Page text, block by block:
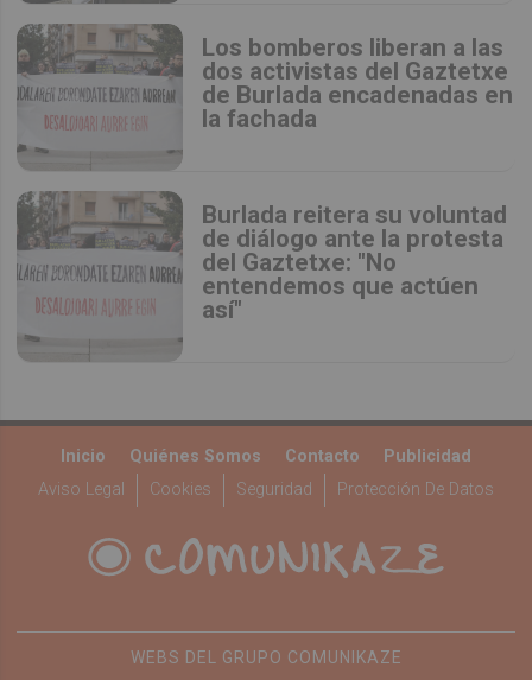
Los bomberos liberan a las
dos activistas del Gaztetxe
de Burlada encadenadas en
la fachada
Burlada reitera su voluntad
de diálogo ante la protesta
del Gaztetxe: "No
entendemos que actúen
así"
Inicio Quiénes Somos Contacto
Publicidad
Aviso Legal
Cookies Seguridad Protección De Datos
WEBS DEL GRUPO COMUNIKAZE